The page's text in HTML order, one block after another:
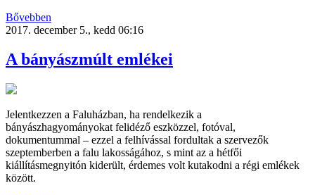
Bővebben
2017. december 5., kedd 06:16
A bányászmúlt emlékei
Jelentkezzen a Faluházban, ha rendelkezik a
bányászhagyományokat felidéző eszközzel, fotóval,
dokumentummal – ezzel a felhívással fordultak a szervezők
szeptemberben a falu lakosságához, s mint az a hétfői
kiállításmegnyitón kiderült, érdemes volt kutakodni a régi emlékek
között.